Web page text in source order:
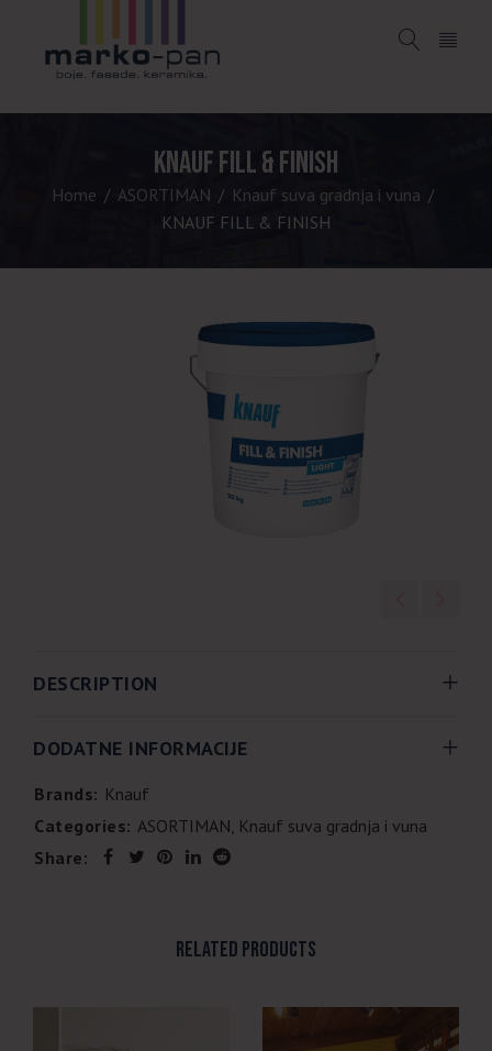
KNAUF FILL & FINISH
Home / ASORTIMAN / Knauf suva gradnja i vuna /
KNAUF FILL & FINISH
DESCRIPTION
DODATNE INFORMACIJE
Brands: Knauf
Categories: ASORTIMAN Knauf suva gradnja i vuna
Share:
RELATED PRODUCTS